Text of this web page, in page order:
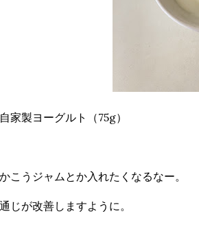
自家製ヨーグルト（75g）
こうジャムとか入れたくなるなー。
じが改善しますように。